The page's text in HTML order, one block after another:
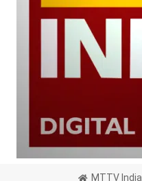
MTTV India